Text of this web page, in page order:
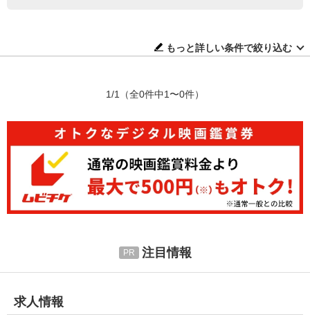
もっと詳しい条件で絞り込む
1/1 （全0件中1〜0件）
注目情報
求人情報